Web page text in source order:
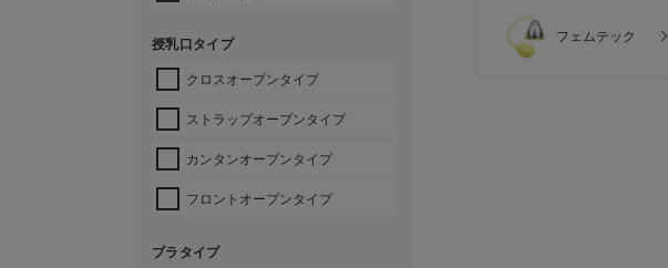
授乳口タイプ
クロスオープンタイプ
ストラップオープンタイプ
カンタンオープンタイプ
フロントオープンタイプ
ブラタイプ
フェムテック